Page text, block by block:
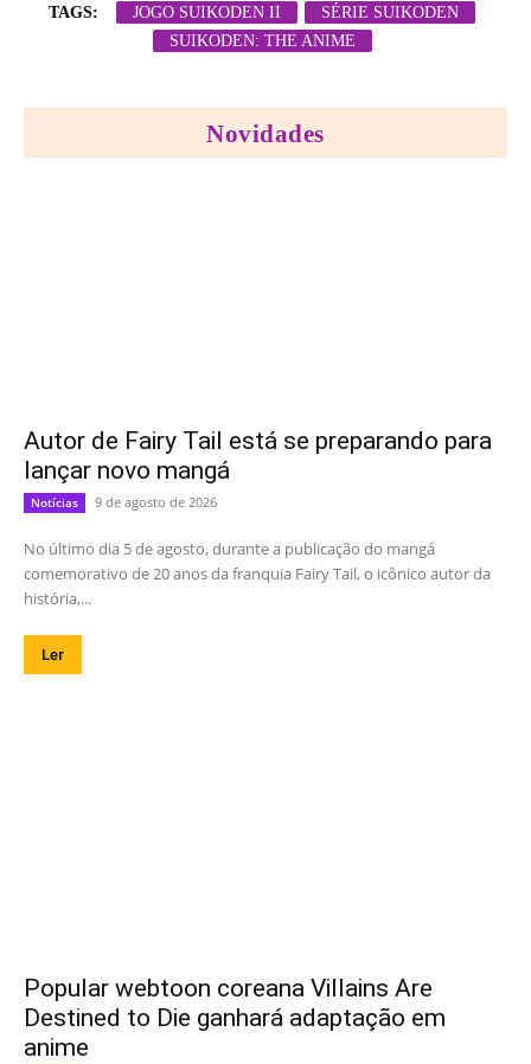
TAGS: JOGO SUIKODEN II
SÉRIE SUIKODEN
SUIKODEN: THE ANIME
Novidades
Autor de Fairy Tail está se preparando para
lançar novo mangá
Notícias 9 de agosto de 2026
No último dia 5 de agosto, durante a publicação do mangá
comemorativo de 20 anos da franquia Fairy Tail, o icônico autor da
história,...
Ler
Popular webtoon coreana Villains Are
Destined to Die ganhará adaptação em
anime